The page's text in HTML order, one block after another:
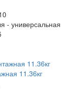
- универсальная
11.36кг